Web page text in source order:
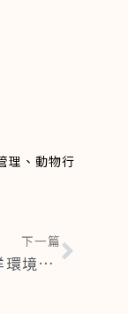
理、動物行
下一篇
微塑膠對海洋環境與水生生物衝擊